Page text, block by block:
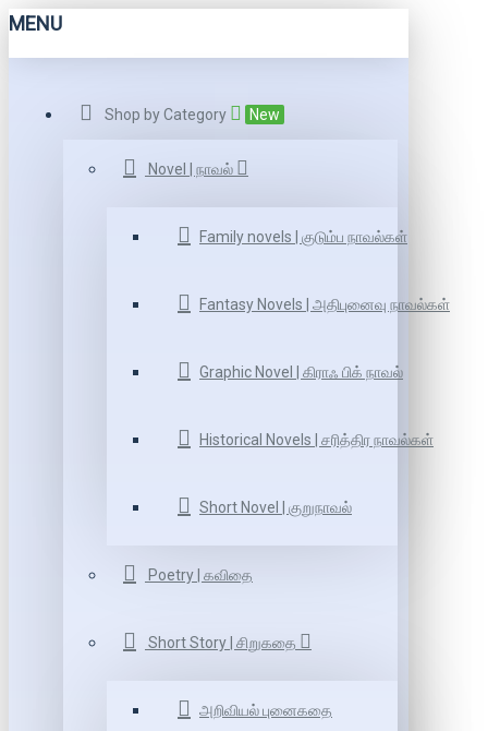
MENU
Shop by Category New
Novel | நாவல்
Family novels | குடும்ப நாவல்கள்
Fantasy Novels | அதிபுனைவு நாவல்கள்
Graphic Novel | கிராஃ பிக் நாவல்
Historical Novels | சரித்திர நாவல்கள்
Short Novel | குறுநாவல்
Poetry | கவிதை
Short Story | சிறுகதை
அறிவியல் புனைகதை